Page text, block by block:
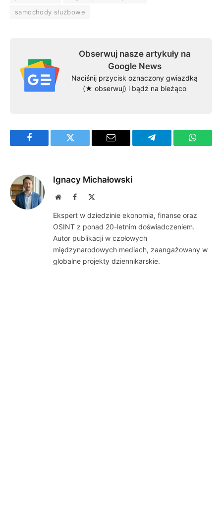
samochody służbowe
Obserwuj nasze artykuły na
Google News
Naciśnij przycisk oznaczony gwiazdką
(★ obserwuj) i bądź na bieżąco
Facebook Twitter Email Telegram
Ignacy Michałowski
WebsiteFacebook
Ekspert w dziedzinie ekonomia, finanse oraz
OSINT z ponad 20-letnim doświadczeniem.
Autor publikacji w czołowych
międzynarodowych mediach, zaangażowany w
globalne projekty dziennikarskie.